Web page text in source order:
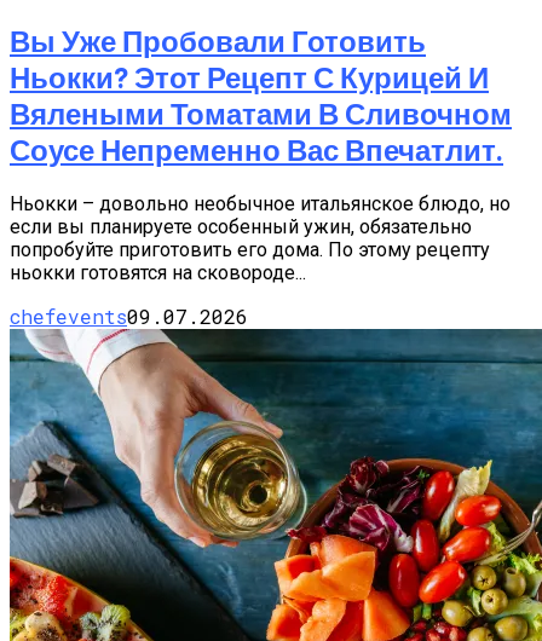
Вы Уже Пробовали Готовить
Ньокки? Этот Рецепт С Курицей И
Вялеными Томатами В Сливочном
Соусе Непременно Вас Впечатлит.
Ньокки – довольно необычное итальянское блюдо, но
если вы планируете особенный ужин, обязательно
попробуйте приготовить его дома. По этому рецепту
ньокки готовятся на сковороде...
chefevents09.07.2026